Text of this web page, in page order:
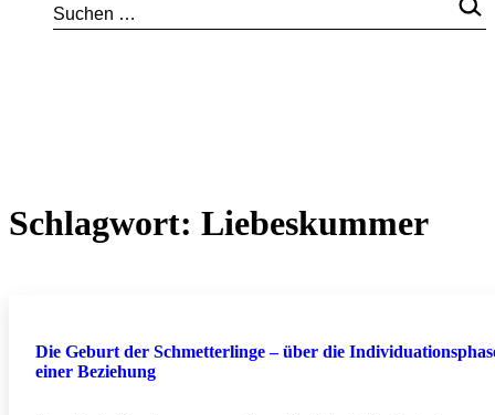
Schlagwort: Liebeskummer
Die Geburt der Schmetterlinge – über die
einer Beziehung